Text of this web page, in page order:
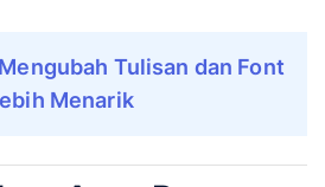
Tulisan dan Font
Menarik